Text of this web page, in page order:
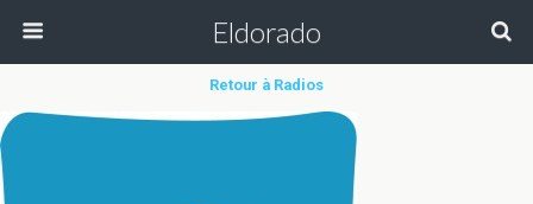
Eldorado
Retour à Radios